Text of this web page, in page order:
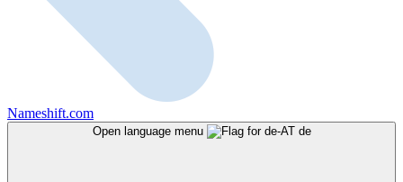
Nameshift.com
Open language menu de